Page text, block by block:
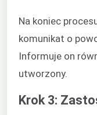
Na koniec
komunikat o
Informuje on
utworzony.
Krok 3: